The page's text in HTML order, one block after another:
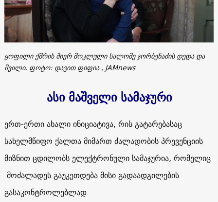
ყოფილი ქმრის მიერ მოკლული სალომე ჯორბენაძის დედა და
შვილი. ფოტო: დავით ფიფია , JAMnews
ასი მაშველი სამაჯური
ერთ-ერთი ახალი ინიციატივა, რის გატარებასაც
სახელმწიფო ქალთა მიმართ ძალადობის პრევენციის
მიზნით ცდილობს ელექტრონული სამაჯურია, რომელიც
მოძალადეს გაუკეთდება მისი გადაადგილების
გასაკონტროლებლად.